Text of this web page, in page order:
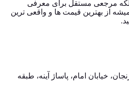
مرجعی مستقل برای معرفی
از بهترین قیمت‌ ها و واقعی‌ ترین
خیابان امام، پاساژ آینه، طبقه